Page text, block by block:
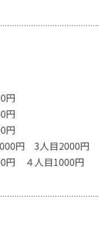
円
人目2000円
人目1000円